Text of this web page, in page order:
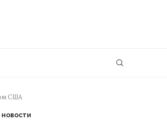
США